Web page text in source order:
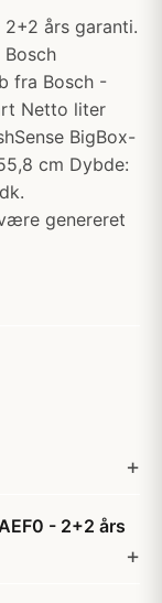
2+2 års garanti.
fra Bosch -
Netto liter
BigBox-
cm Dybde:
genereret
- 2+2 års